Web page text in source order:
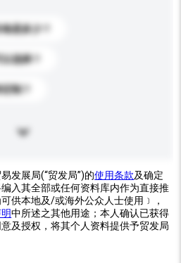
是多少？
选择？
制？
发展局(“贸发局”)的使用条款及确定
入其全部或任何资料库内作为直接推
供本地及/或海外公众人士使用﹞，
中所述之其他用途；本人确认已获得
及授权，将其个人资料提供予贸发局